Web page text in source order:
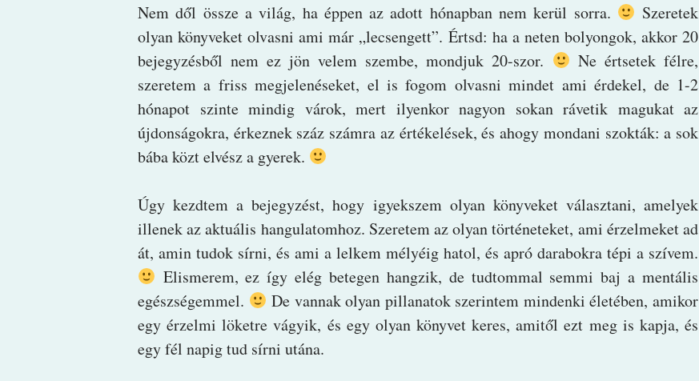
Nem dől össze a világ, ha éppen az adott hónapban nem kerül sorra.
Szeretek
olyan könyveket olvasni ami már „lecsengett”. Értsd: ha a neten bolyongok, akkor 20
bejegyzésből nem ez jön velem szembe, mondjuk 20-szor.
Ne értsetek félre,
szeretem a friss megjelenéseket, el is fogom olvasni mindet ami érdekel, de 1-2
hónapot szinte mindig várok, mert ilyenkor nagyon sokan rávetik magukat az
újdonságokra, érkeznek száz számra az értékelések, és ahogy mondani szokták: a sok
bába közt elvész a gyerek.
Úgy kezdtem a bejegyzést, hogy igyekszem olyan könyveket választani, amelyek
illenek az aktuális hangulatomhoz. Szeretem az olyan történeteket, ami érzelmeket ad
át, amin tudok sírni, és ami a lelkem mélyéig hatol, és apró darabokra tépi a szívem.
Elismerem, ez így elég betegen hangzik, de tudtommal semmi baj a mentális
egészségemmel.
De vannak olyan pillanatok szerintem mindenki életében, amikor
egy érzelmi löketre vágyik, és egy olyan könyvet keres, amitől ezt meg is kapja, és
egy fél napig tud sírni utána.